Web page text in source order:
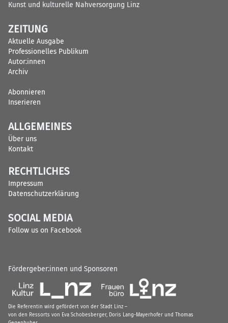
Kunst und kulturelle Nahversorgung Linz
ZEITUNG
Aktuelle Ausgabe
Professionelles Publikum
Autor:innen
Archiv
Abonnieren
Inserieren
ALLGEMEINES
Über uns
Kontakt
RECHTLICHES
Impressum
Datenschutzerklärung
SOCIAL MEDIA
Follow us on Facebook
Fördergeber:innen und Sponsoren
Die Referentin wird gefördert von der Stadt Linz –
von den Ressorts von Eva Schobesberger, Doris Lang-Mayerhofer und Thomas